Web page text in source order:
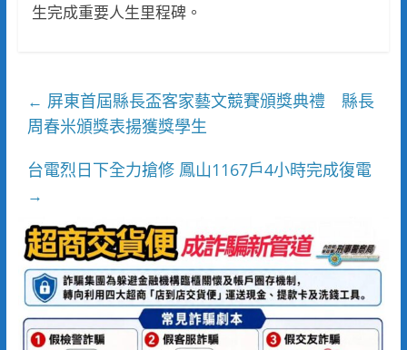
生完成重要人生里程碑。
← 屏東首屆縣長盃客家藝文競賽頒獎典禮 縣長
周春米頒獎表揚獲獎學生
台電烈日下全力搶修 鳳山1167戶4小時完成復電
→